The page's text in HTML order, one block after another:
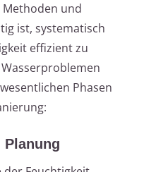
und
ist, systematisch
effizient zu
Phasen
Planung